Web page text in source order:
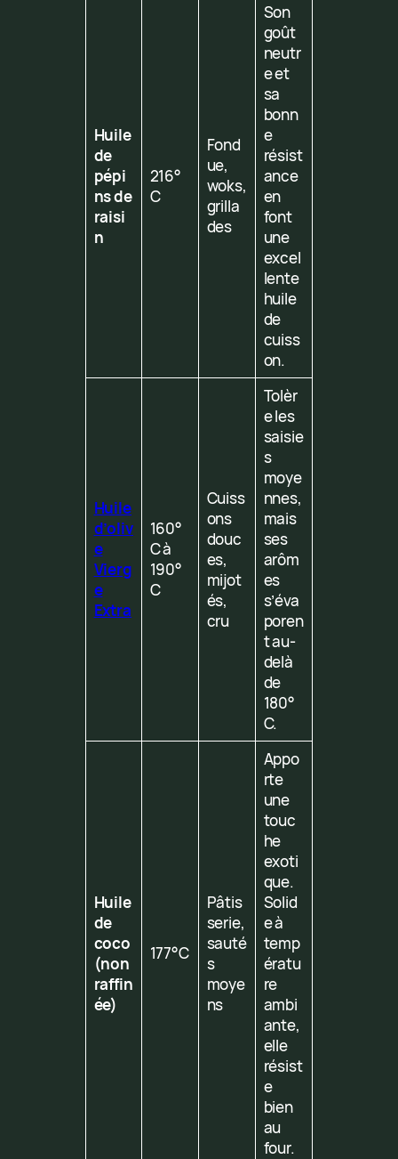
Huile
de
pépi
ns de
raisi
n
216°
C
Fond
ue,
woks,
grilla
des
Son
goût
neutr
e et
sa
bonn
e
résist
ance
en
font
une
excel
lente
huile
de
cuiss
on.
Huile
d’oliv
e
Vierg
e
Extra
160°
C à
190°
C
Cuiss
ons
douc
es,
mijot
és,
cru
Tolèr
e les
saisie
s
moye
nnes,
mais
ses
arôm
es
s’éva
poren
t au-
delà
de
180°
C.
Huile
de
coco
(non
raffin
ée)
177°C
Pâtis
serie,
sauté
s
moye
ns
Appo
rte
une
touc
he
exoti
que.
Solid
e à
temp
ératu
re
ambi
ante,
elle
résist
e
bien
au
four.